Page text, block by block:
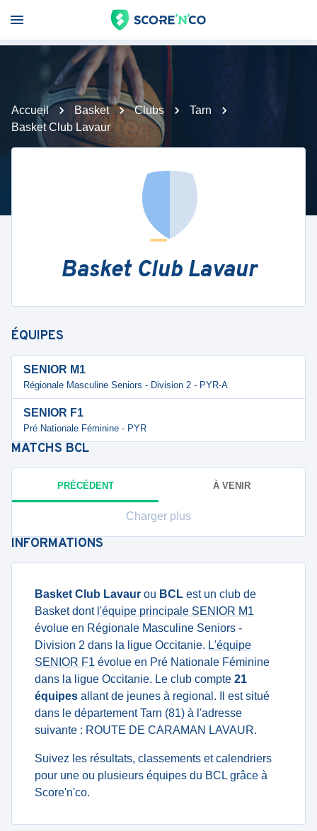
Accueil Basket Clubs
Tarn
Basket Club Lavaur
Basket Club Lavaur
ÉQUIPES
SENIOR M1
Régionale Masculine Seniors - Division 2 - PYR-A
SENIOR F1
Pré Nationale Féminine - PYR
MATCHS BCL
PRÉCÉDENT À VENIR
Charger plus
INFORMATIONS
Basket Club Lavaur ou BCL est un club de
Basket dont l'équipe principale SENIOR M1
évolue en Régionale Masculine Seniors -
Division 2 dans la ligue Occitanie. L'équipe
SENIOR F1 évolue en Pré Nationale Féminine
dans la ligue Occitanie. Le club compte 21
équipes allant de jeunes à regional. Il est situé
dans le département Tarn (81) à l'adresse
suivante : ROUTE DE CARAMAN LAVAUR.
Suivez les résultats, classements et calendriers
pour une ou plusieurs équipes du BCL grâce à
Score'n'co.